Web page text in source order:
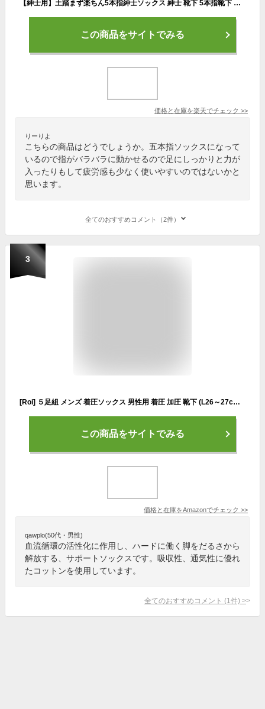
【紳士用】土踏まず楽ちん5本指紳士ソックス 紳士 靴下 5本指靴下 メンズ 足首 足底筋 負担軽減 疲れにくい 踏ん張れる【メール便可】
この商品をサイトでみる
価格と在庫を楽天でチェック >>
りーりよ
こちらの商品はどうでしょうか。五本指ソックスになって
いるので指がバラバラに動かせるので足にしっかりと力が
入ったりもして疲労感も少なく使いやすいのではないかと
思います。
全てのおすすめコメント（2件）
3
[Roi] ５足組 メンズ 着圧ソックス 男性用 着圧 加圧 靴下 (L26～27cm,ネイビー)
この商品をサイトでみる
価格と在庫をAmazonでチェック >>
qawplo(50代・男性)
血流循環の活性化に作用し、ハードに働く脚をだるさから
解放する、サポートソックスです。吸収性、通気性に優れ
たコットンを使用しています。
全てのおすすめコメント (1 件) >